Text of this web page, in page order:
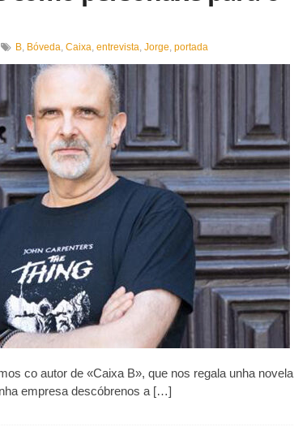
B Bóveda Caixa entrevista Jorge portada
co autor de «Caixa B», que nos regala unha novela
empresa descóbrenos a […]